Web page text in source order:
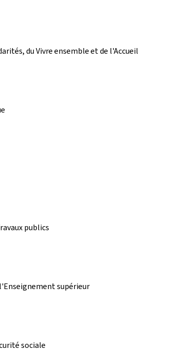
du Vivre ensemble et de l'Accueil
publics
supérieur
sociale